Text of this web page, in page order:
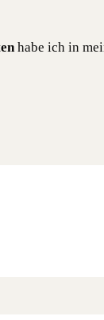
habe ich in